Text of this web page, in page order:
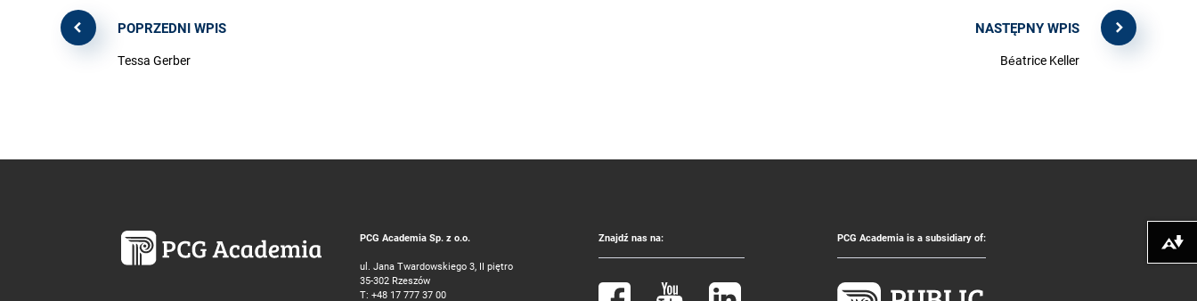
POPRZEDNI WPIS
Tessa Gerber
NASTĘPNY WPIS
Béatrice Keller
PCG Academia Sp. z o.o.
ul. Jana Twardowskiego 3, II piętro
35-302 Rzeszów
T: +48 17 777 37 00
Znajdź nas na: PCG Academia is a subsidiary of:
Pobierz